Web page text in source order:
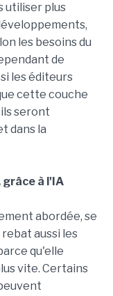
utiliser plus
les besoins du
de
les éditeurs
cette couche
seront
dans la
à l'IA
abordée, se
rebat aussi les
qu'elle
vite. Certains